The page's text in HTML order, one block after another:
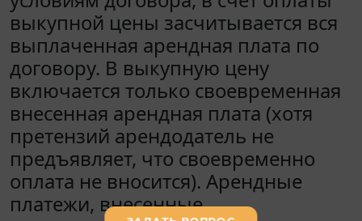
выкупной цены засчитывается вся
выплаченная арендная плата по
договору. В выкупную цену
включается только своевременная
внесенная арендная плата (хотя
претензий арендодатель не
предъявляет, что своевременно
оплата не вносится). Арендные
платежи, внесенные